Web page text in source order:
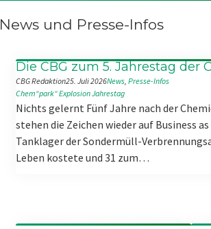
News und Presse-Infos
Die CBG zum 5. Jahrestag der
CBG Redaktion25. Juli 2026News, Presse-Infos
Chem“park“ExplosionJahrestag
Nichts gelernt Fünf Jahre nach der
stehen die Zeichen wieder auf Business
Tanklager der Sondermüll-
Leben kostete und 31 zum…